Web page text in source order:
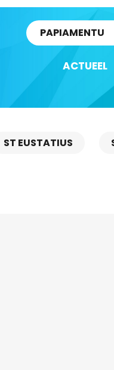
PAPIAMENTU
ACTUEEL
ST EUSTATIUS